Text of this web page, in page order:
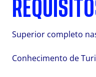
Superior completo
Conhecimento de